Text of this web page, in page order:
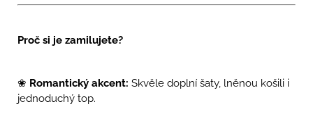
Proč si je zamilujete?
❀ Romantický akcent: Skvěle doplní šaty, lněnou košili i
jednoduchý top.